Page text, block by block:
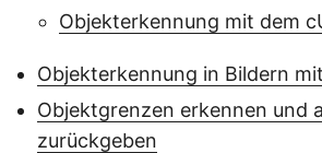
Objekterkennung mit dem
Objekterkennung in Bildern
Objektgrenzen erkennen und
zurückgeben